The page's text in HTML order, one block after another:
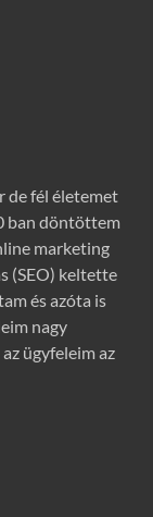
de fél életemet
ban döntöttem
marketing
(SEO) keltette
és azóta is
nagy
ügyfeleim az